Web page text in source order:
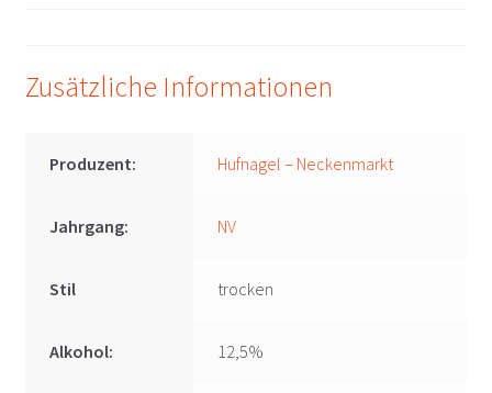
Zusätzliche Informationen
Produzent: Hufnagel – Neckenmarkt
Jahrgang: NV
Stil trocken
Alkohol: 12,5%